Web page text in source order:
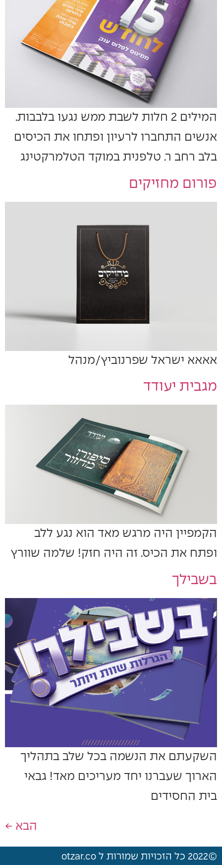
המילים 2 חלות לשבת ממש נגעו בלבבות.
אנשים התחברו לרעיון ופתחו את הכיסים
בלב רחב ר. טלפנית במוקד הטלמרקטינג
פורום מחזיקים
אאאא ישראל שפרנוביץ/מנהל
מגבית יעודד
הקמפיין היה מרגש מאד הוא נגע ללב
ופתח את הכיס. זה היה חזק! שלמה שוורץ
בשבילך
השקעתם את הנשמה בכל שלב בתהליך
הארוך שעברנו יחד מעריכים מאד! גבאי
בית החסידים
הבא ←
©2022 כל הזכויות שמורות ל otzar.co